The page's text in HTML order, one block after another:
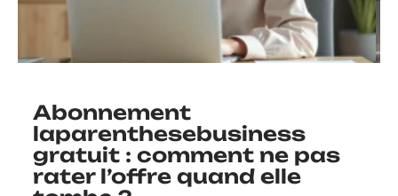
Abonnement
laparenthesebusiness
gratuit : comment ne pas
rater l’offre quand elle